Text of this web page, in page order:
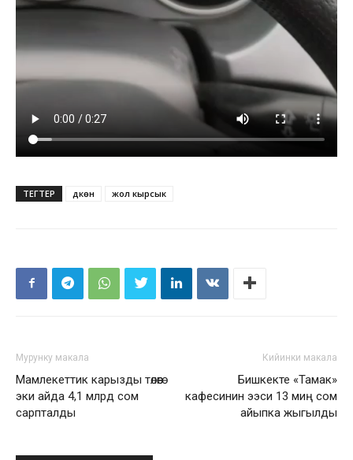
ТЕГТЕР дүкөн жол кырсык
Мурунку макала
Мамлекеттик карызды төлөөгө
эки айда 4,1 млрд сом
сарпталды
Кийинки макала
Бишкекте «Тамак»
кафесинин ээси 13 миң сом
айыпка жыгылды